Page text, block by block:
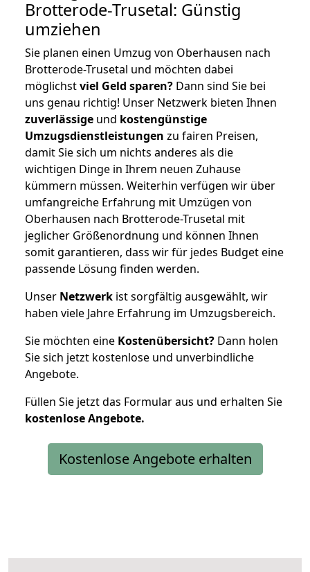
Brotterode-Trusetal: Günstig
umziehen
Sie planen einen Umzug von Oberhausen nach
Brotterode-Trusetal und möchten dabei
möglichstviel Geld sparen? Dann sind Sie bei
uns genau richtig! Unser Netzwerk bieten Ihnen
zuverlässige und kostengünstige
Umzugsdienstleistungen zu fairen Preisen,
damit Sie sich um nichts anderes als die
wichtigen Dinge in Ihrem neuen Zuhause
kümmern müssen. Weiterhin verfügen wir über
umfangreiche Erfahrung mit Umzügen von
Oberhausen nach Brotterode-Trusetal mit
jeglicher Größenordnung und können Ihnen
somit garantieren, dass wir für jedes Budget eine
passende Lösung finden werden.
Unser Netzwerk ist sorgfältig ausgewählt, wir
haben viele Jahre Erfahrung im Umzugsbereich.
Sie möchten eine Kostenübersicht? Dann holen
Sie sich jetzt kostenlose und unverbindliche
Angebote.
Füllen Sie jetzt das Formular aus und erhalten Sie
kostenloseAngebote.
Kostenlose Angebote erhalten